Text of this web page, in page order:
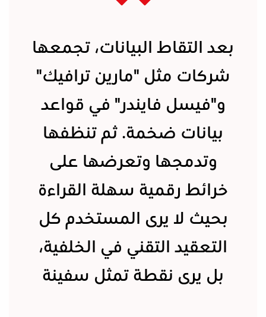
بعد التقاط البيانات، تجمعها
شركات مثل "مارين ترافيك"
و"فيسل فايندر" في قواعد
بيانات ضخمة. ثم تنظفها
وتدمجها وتعرضها على
خرائط رقمية سهلة القراءة
بحيث لا يرى المستخدم كل
التعقيد التقني في الخلفية،
بل يرى نقطة تمثل سفينة